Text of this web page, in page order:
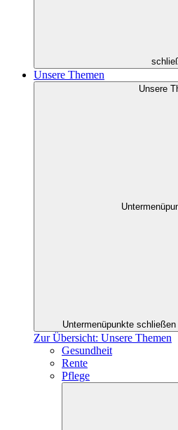
Unsere Themen
Unsere
Untermenüpunkte schließen
Zur Übersicht: Unsere Themen
Gesundheit
Rente
Pflege